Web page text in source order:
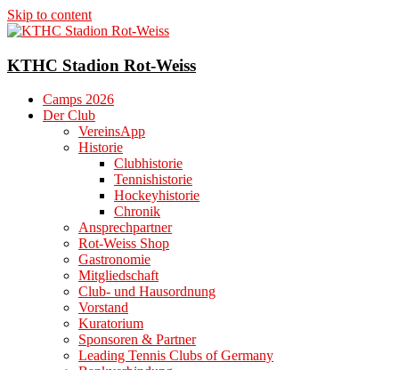
Skip to content
KTHC Stadion Rot-Weiss
Camps 2026
Der Club
VereinsApp
Historie
Clubhistorie
Tennishistorie
Hockeyhistorie
Chronik
Ansprechpartner
Rot-Weiss Shop
Gastronomie
Mitgliedschaft
Club- und Hausordnung
Vorstand
Kuratorium
Sponsoren & Partner
Leading Tennis Clubs of Germany